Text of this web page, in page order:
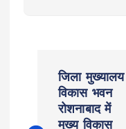
जिला मुख्यालय
विकास भवन
रोशनाबाद में
मुख्य विकास